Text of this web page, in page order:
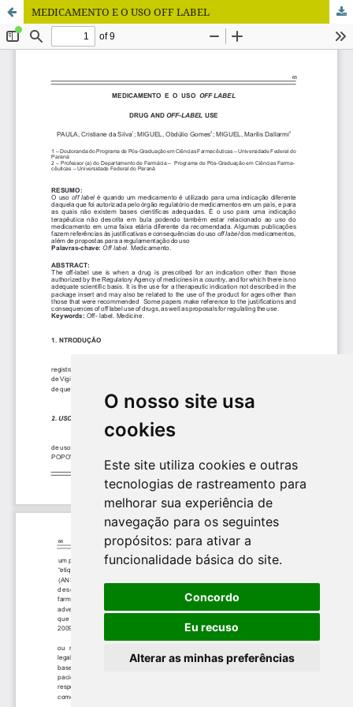
O nosso site usa
cookies
Este site utiliza cookies e outras
tecnologias de rastreamento para
melhorar sua experiência de
navegação para os seguintes
propósitos: para ativar a
funcionalidade básica do site.
Concordo
Eu recuso
Alterar as minhas preferências
MEDICAMENTO E O USO OFF LABEL